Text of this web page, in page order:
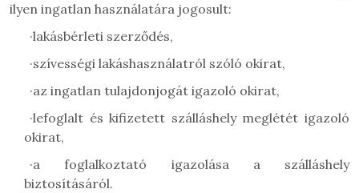
ilyen ingatlan használatára jogosult:
·lakásbérleti szerződés,
·szívességi lakáshasználatról szóló okirat,
·az ingatlan tulajdonjogát igazoló okirat,
·lefoglalt és kifizetett szálláshely meglétét igazoló
okirat,
·a foglalkoztató igazolása a szálláshely
biztosításáról.